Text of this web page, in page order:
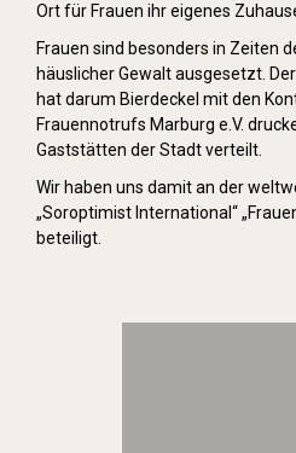
Ort für Frauen ihr eigenes
Frauen sind besonders in Zeiten
häuslicher Gewalt ausgesetzt.
hat darum Bierdeckel mit den
Frauennotrufs Marburg e.V.
Gaststätten der Stadt verteilt.
Wir haben uns damit an der
„Soroptimist International“
beteiligt.